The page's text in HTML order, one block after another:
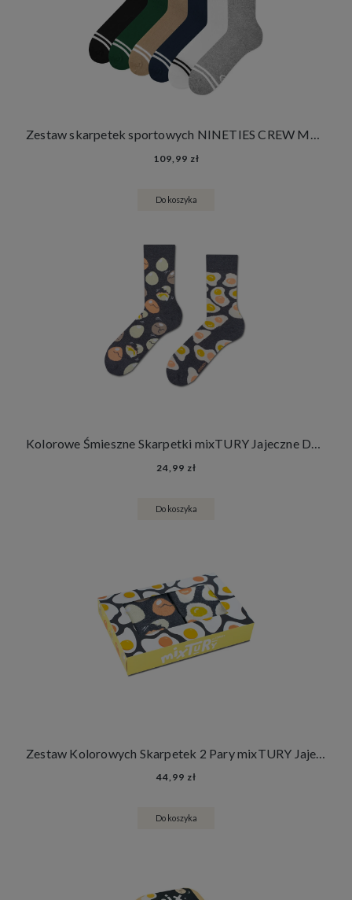
Zestaw skarpetek sportowych NINETIES CREW MONO 6 PACK
109,99 zł
Do koszyka
Kolorowe Śmieszne Skarpetki mixTURY Jajeczne Damskie Męskie Długie Jajka Wielkanoc
24,99 zł
Do koszyka
44,99 zł
Do koszyka